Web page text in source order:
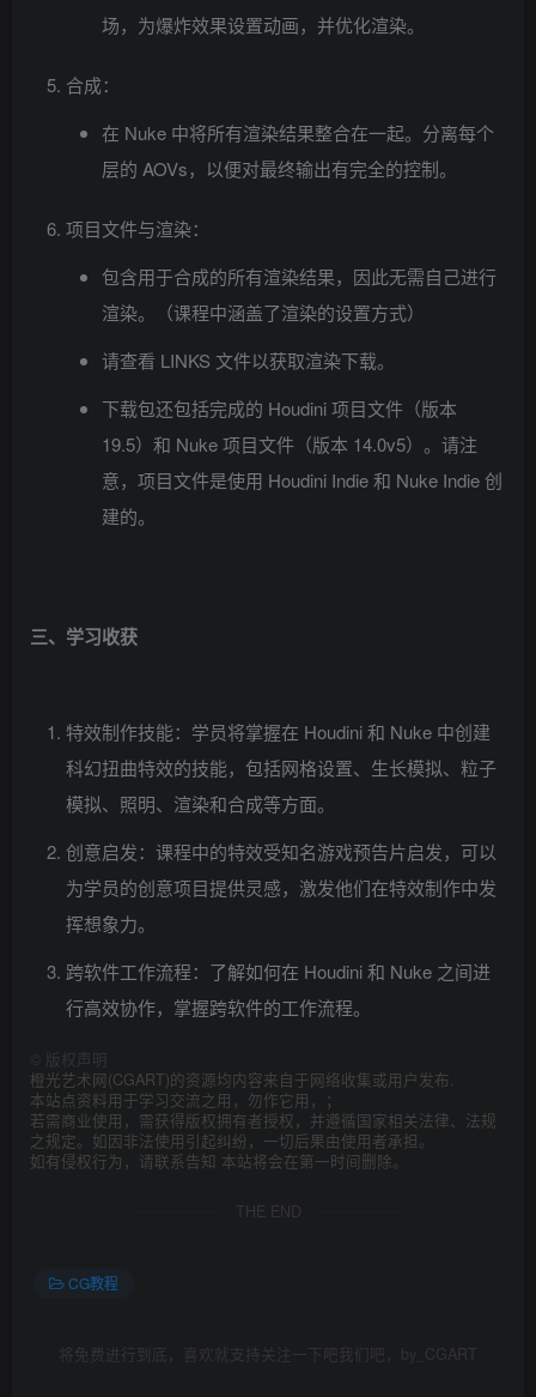
场，为爆炸效果设置动画，并优化渲染。
合成：
在 Nuke 中将所有渲染结果整合在一起。分离每个
层的 AOVs，以便对最终输出有完全的控制。
项目文件与渲染：
包含用于合成的所有渲染结果，因此无需自己进行
渲染。（课程中涵盖了渲染的设置方式）
请查看 LINKS 文件以获取渲染下载。
下载包还包括完成的 Houdini 项目文件（版本
19.5）和 Nuke 项目文件（版本 14.0v5）。请注
意，项目文件是使用 Houdini Indie 和 Nuke Indie 创
建的。
三、学习收获
特效制作技能：学员将掌握在 Houdini 和 Nuke 中创建
科幻扭曲特效的技能，包括网格设置、生长模拟、粒子
模拟、照明、渲染和合成等方面。
创意启发：课程中的特效受知名游戏预告片启发，可以
为学员的创意项目提供灵感，激发他们在特效制作中发
挥想象力。
跨软件工作流程：了解如何在 Houdini 和 Nuke 之间进
行高效协作，掌握跨软件的工作流程。
版权声明
橙光艺术网(CGART)的资源均内容来自于网络收集或用户发布.
本站点资料用于学习交流之用，勿作它用，；
若需商业使用，需获得版权拥有者授权，并遵循国家相关法律、法规
之规定。如因非法使用引起纠纷，一切后果由使用者承担。
如有侵权行为，请联系告知 本站将会在第一时间删除。
THE END
CG教程
将免费进行到底，喜欢就支持关注一下吧我们吧，by_CGART